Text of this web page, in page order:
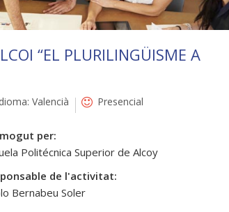
“EL PLURILINGÜISME A
Valencià Presencial
per:
Politécnica Superior de Alcoy
de l'activitat:
Bernabeu Soler